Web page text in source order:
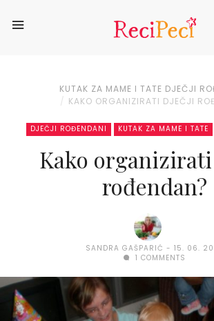
KUTAK ZA MAME I TATE DJEČJI
KAKO ORGANIZIRATI DJEČJI
DJEČJI ROĐENDANI KUTAK ZA MAME I TATE
Kako
rođendan?
SANDRA GAŠPARIĆ
15. 06.
1 COMMENTS